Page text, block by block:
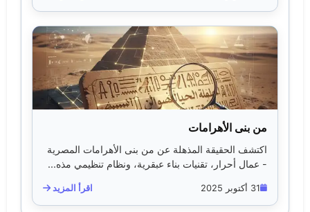
من بنى الأهرامات
اكتشف الحقيقة المذهلة عن من بنى الأهرامات المصرية
- عمال أحرار، تقنيات بناء عبقرية، ونظام تنظيمي مذه...
31 أكتوبر 2025 اقرأ المزيد